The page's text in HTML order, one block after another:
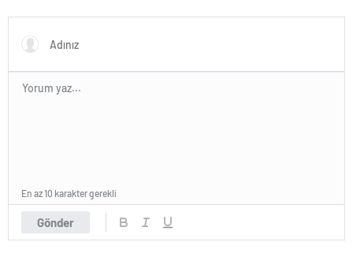
Gönder
En az 10 karakter gerekli